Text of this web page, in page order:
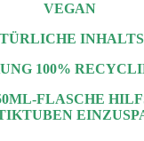
VEGAN
100%
FLASCHE